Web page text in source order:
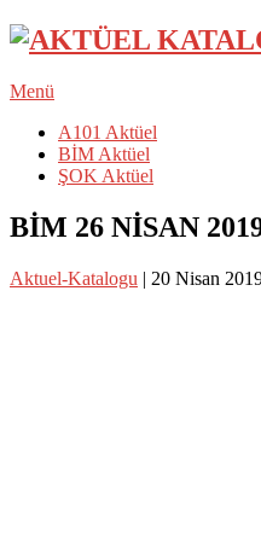
Menü
A101 Aktüel
BİM Aktüel
ŞOK Aktüel
BİM 26 NİSAN
Aktuel-Katalogu | 20 Nisan